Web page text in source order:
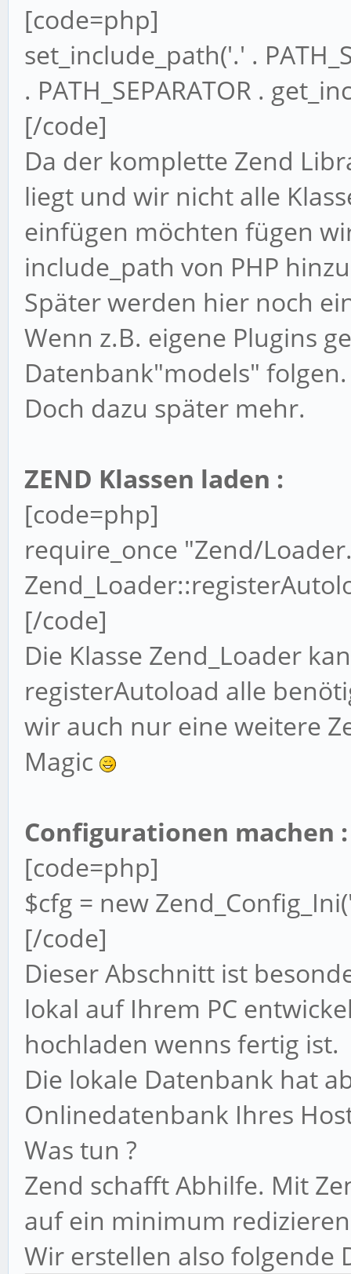
[code=php]
set_include_path('.' .
. PATH_SEPARATOR .
[/code]
Da der komplette Zend
liegt und wir nicht alle
einfügen möchten fügen
include_path von PHP
Später werden hier noch
Wenn z.B. eigene Plugins
Datenbank"models" folgen.
Doch dazu später mehr.
ZEND Klassen laden :
[code=php]
require_once "Zend/
[/code]
Die Klasse Zend_Loader
registerAutoload alle
wir auch nur eine weitere
Magic
Configurationen machen :
[code=php]
$cfg = new
[/code]
Dieser Abschnitt ist
lokal auf Ihrem PC
hochladen wenns fertig ist.
Die lokale Datenbank hat
Onlinedatenbank Ihres
Was tun ?
Zend schafft Abhilfe. Mit
auf ein minimum
Wir erstellen also folgende